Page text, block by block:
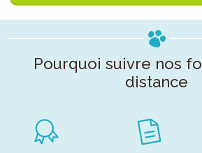
Pourquoi suivre nos
distance